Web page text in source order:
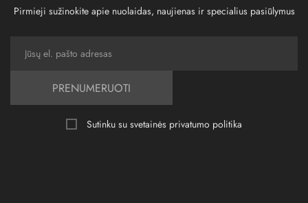
Pirmieji sužinokite apie nuolaidas, naujienas ir specialius pasiūlymus
PRENUMERUOTI
Sutinku su svetainės privatumo politika